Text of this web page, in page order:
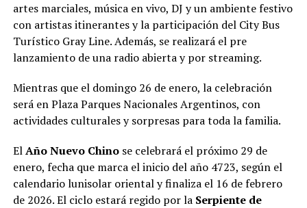
artes marciales, música en vivo, DJ y un ambiente festivo
con artistas itinerantes y la participación del City Bus
Turístico Gray Line. Además, se realizará el pre
lanzamiento de una radio abierta y por streaming.
Mientras que el domingo 26 de enero, la celebración
será en Plaza Parques Nacionales Argentinos, con
actividades culturales y sorpresas para toda la familia.
ElAño Nuevo Chinose celebrará el próximo 29 de
enero, fecha que marca el inicio del año 4723, según el
calendario lunisolar oriental y finaliza el 16 de febrero
de 2026. El ciclo estará regido por la Serpiente de